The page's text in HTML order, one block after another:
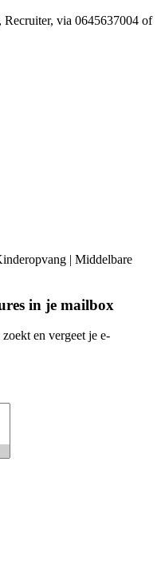
Recruiter, via 0645637004 of
| Middelbare
in je mailbox
en vergeet je e-